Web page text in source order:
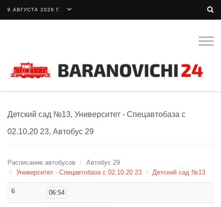
9 АВГУСТА 2026 Г.
Детский сад №13, Университет - Спецавтобаза с
02.10.20 23, Автобус 29
Расписание автобусов
Автобус 29
Университет - Спецавтобаза с 02.10.20 23
Детский сад №13
6 06:54